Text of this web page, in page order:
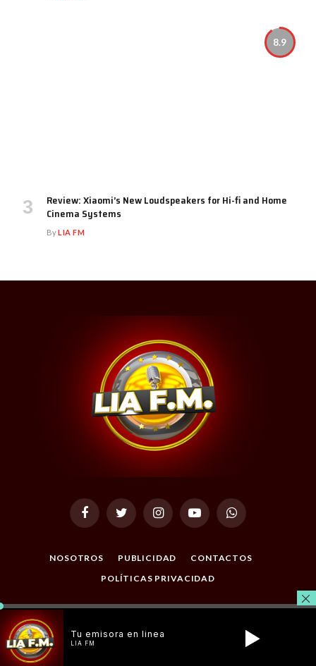
8.9
Review: Xiaomi’s New Loudspeakers for Hi-fi and Home
Cinema Systems
ByLIA FM
FacebookTwitter InstagramYouTubeWhatsApp
NOSOTROS PUBLICIDAD
CONTACTOS
POLÍTICAS PRIVACIDAD
© 2026 Todos los Derechos Reservados. Desarrollado por
Masterclic.Net
Tu emisora en linea
LIA FM